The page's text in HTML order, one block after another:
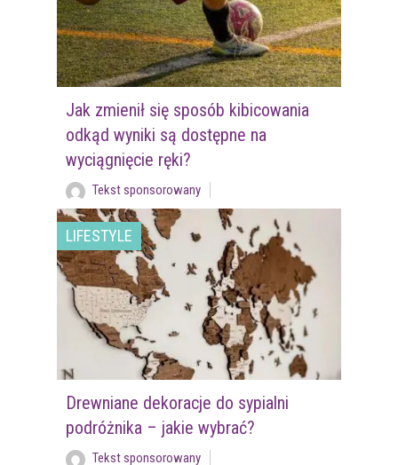
Jak zmienił się sposób kibicowania
odkąd wyniki są dostępne na
wyciągnięcie ręki?
Tekst sponsorowany
LIFESTYLE
Drewniane dekoracje do sypialni
podróżnika – jakie wybrać?
Tekst sponsorowany